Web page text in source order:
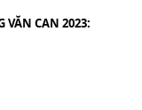
CAN 2023: